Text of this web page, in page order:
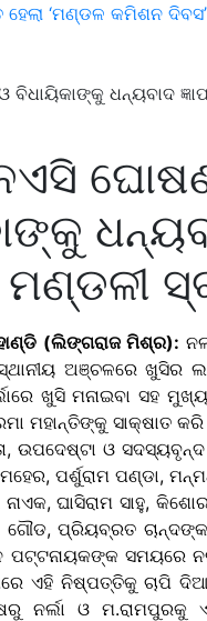
ହେଲା ‘ମଣ୍ଡଳ କମିଶନ ଦିବସ’
ଧନ୍ୟବାଦ
ମଣ୍ଡଳୀ
(ଲିଙ୍ଗରାଜ ମିଶ୍ର):
ଅଞ୍ଚଳରେ ଖୁସିର
ଖୁସି ମନାଇବା ସହ
ମହାନ୍ତିଙ୍କୁ ସାକ୍ଷାତ
ଉପଦେଷ୍ଟା ଓ
ପର୍ଶୁରାମ ପଣ୍ଡା,
ଘାସିରାମ ସାହୁ,
ଗୌଡ, ପ୍ରିୟବ୍ରତ
ପଟ୍ଟନାୟକଙ୍କ ସମୟରେ
ଏହି ନିଷ୍ପତ୍ତିକୁ ଚାପି
ନର୍ଲା ଓ ମ.ରାମପୁରକୁ